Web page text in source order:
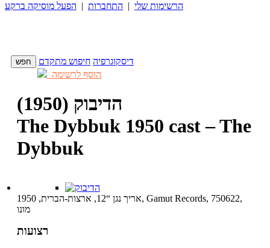
הרשימות שלי | התחברות | הפעל מוסיקה ברקע
דיסקוגרפיה חיפוש מתקדם
הוסף לרשימה
הדיבוק (1950)
The Dybbuk 1950 cast – The
Dybbuk
אריך נגן “12, ארצות-הברית, 1950, Gamut Records, 750622,
מונו
רצועות